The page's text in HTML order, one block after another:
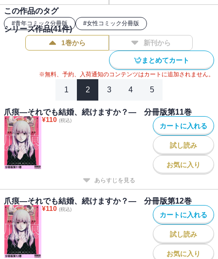
この作品のタグ
#青年コミック分冊版 #女性コミック分冊版
シリーズ作品(41件)
1巻から 新刊から
まとめてカート
※無料、予約、入荷通知のコンテンツはカートに追加されません。
1 2 3 4 5
爪痕―それでも結婚、続けますか？― 分冊版第11巻
¥110 (税込)
カートに入れる
試し読み
お気に入り
あらすじを見る
爪痕―それでも結婚、続けますか？― 分冊版第12巻
¥110 (税込)
カートに入れる
試し読み
お気に入り